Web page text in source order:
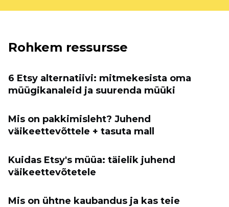
Rohkem ressursse
6 Etsy alternatiivi: mitmekesista oma
müügikanaleid ja suurenda müüki
Mis on pakkimisleht? Juhend
väikeettevõttele + tasuta mall
Kuidas Etsy's müüa: täielik juhend
väikeettevõtetele
Mis on ühtne kaubandus ja kas teie